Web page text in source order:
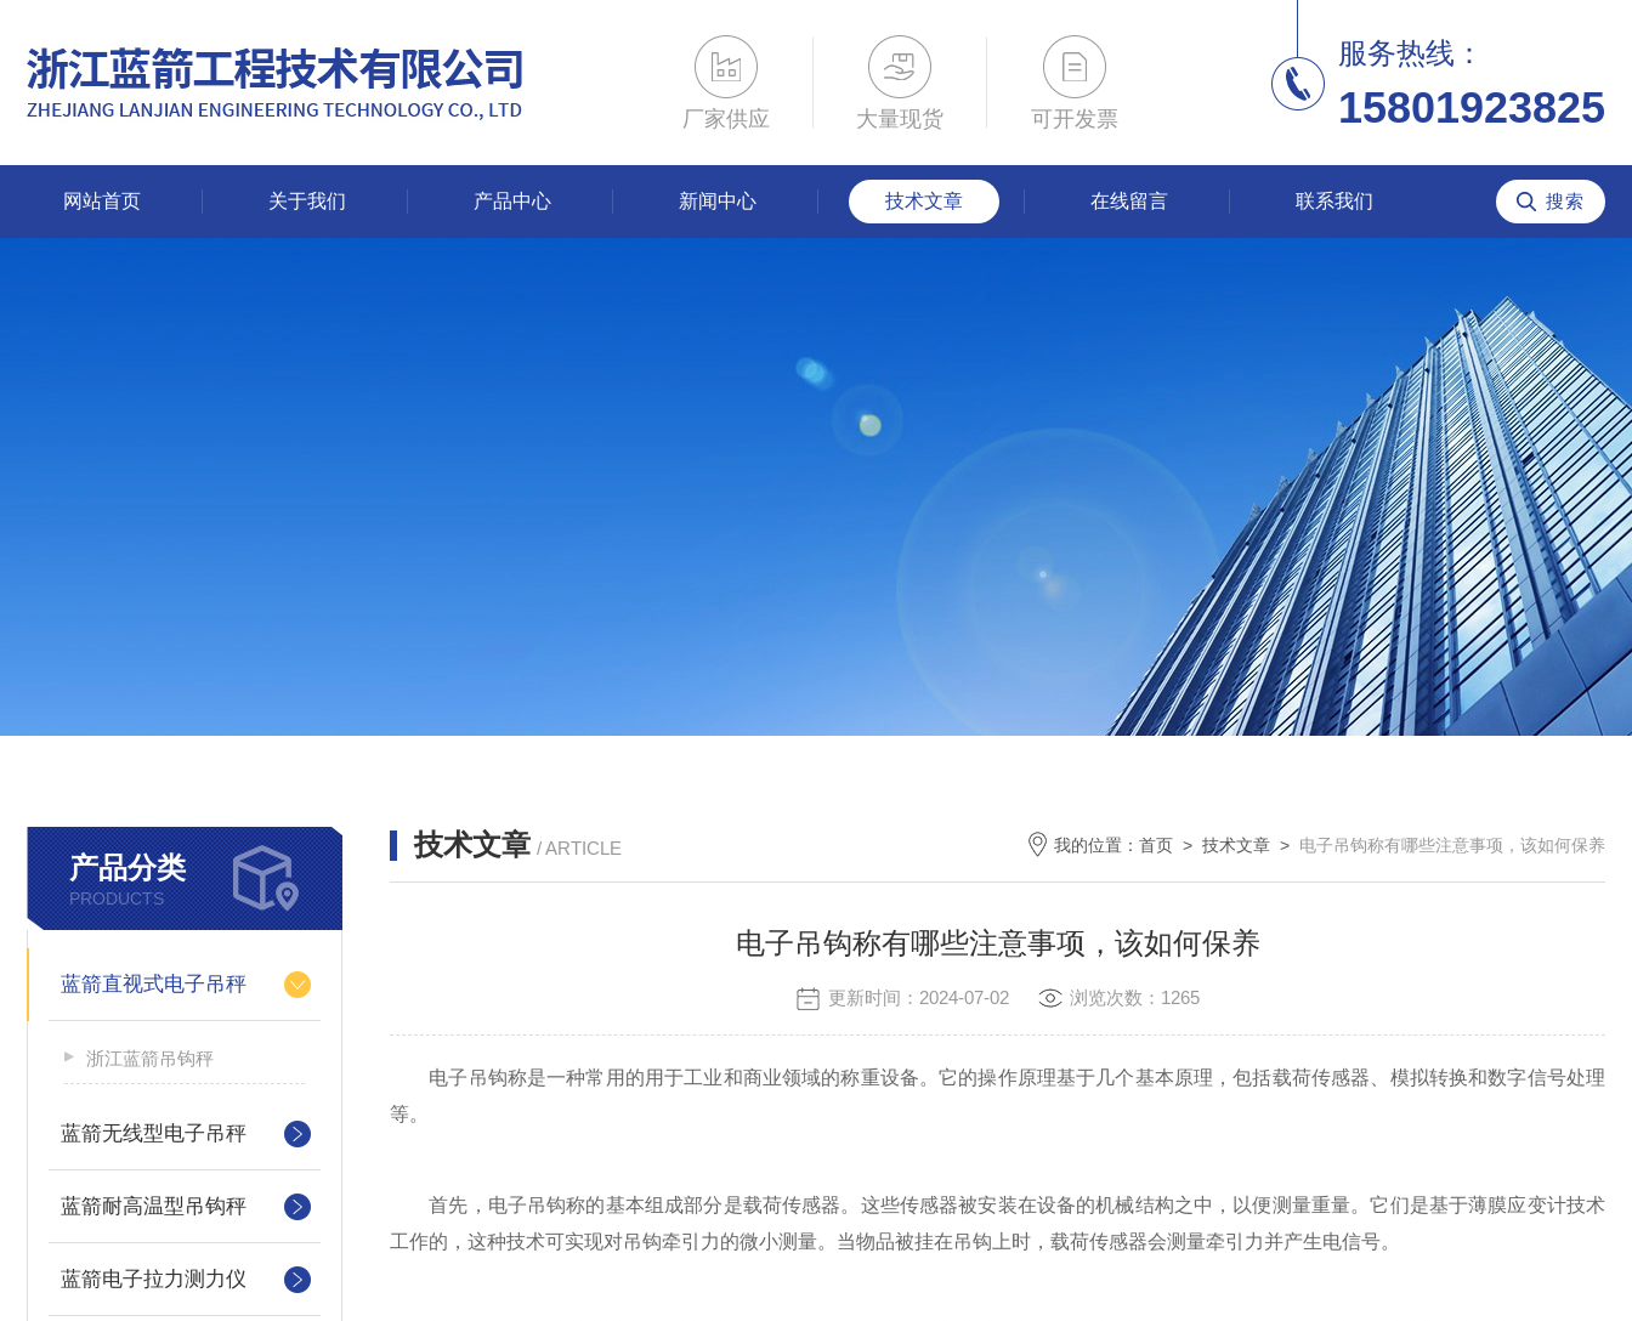
厂家供应 大量现货 可开发票
服务热线：
15801923825
网站首页 关于我们 产品中心 新闻中心 技术文章 在线留言 联系我们
产品分类
PRODUCTS
蓝箭直视式电子吊秤
浙江蓝箭吊钩秤
蓝箭无线型电子吊秤
蓝箭耐高温型吊钩秤
蓝箭电子拉力测力仪
技术文章 / ARTICLE 我的位置： 首页 > 技术文章 > 电子吊钩称有哪些注意事项，该如何保养
电子吊钩称有哪些注意事项，该如何保养
更新时间：2024-07-02 浏览次数：1265
电子吊钩称是一种常用的用于工业和商业领域的称重设备。它的操作原理基于几个基本原理，包括载荷传感器、模拟转换和数字信号处理
等。
首先，电子吊钩称的基本组成部分是载荷传感器。这些传感器被安装在设备的机械结构之中，以便测量重量。它们是基于薄膜应变计技术
工作的，这种技术可实现对吊钩牵引力的微小测量。当物品被挂在吊钩上时，载荷传感器会测量牵引力并产生电信号。